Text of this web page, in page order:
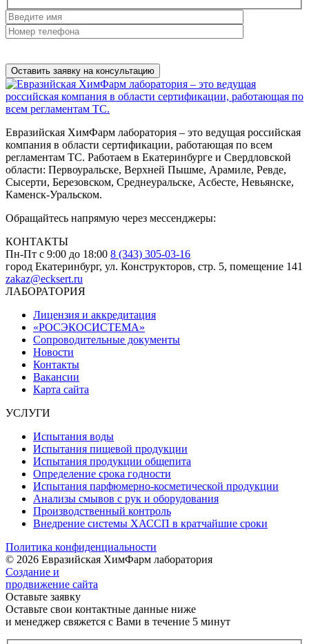
Евразийская ХимФарм лаборатория – это ведущая российская
компания в области сертификации, работающая по всем
регламентам ТС. Работаем в Екатеринбурге и Свердловской
области: Первоуральске, Верхней Пышме, Арамиле, Ревде,
Сысерти, Березовском, Среднеуральске, Асбесте, Невьянске,
Каменск-Уральском.
Обращайтесь напрямую через мессенджеры:
КОНТАКТЫ
Пн-Пт с 9:00 до 18:00 8 (343) 305-03-16
город Екатеринбург, ул. Конструкторов, стр. 5, помещение 141
zakaz@ecksert.ru
ЛАБОРАТОРИЯ
Лицензия и аккредитация
«РОСЭКОСИСТЕМА»
Сопроводительные документы
Новости
Контакты
Вакансии
Карта сайта
УСЛУГИ
Испытания воды
Испытания пищевой продукции
Испытания продукции общепита
Определение срока годности
Испытания парфюмерно-косметической продукции
Анализы смывов с рук и оборудования
Производственный контроль
Внедрение системы ХАССП в кратчайшие сроки
Политика конфиденциальности
© 2026 Евразийская ХимФарм лаборатория
Создание и
продвижение сайта
Оставьте заявку
Оставьте свои контактные данные ниже
и менеджер свяжется с Вами в течение 5 минут